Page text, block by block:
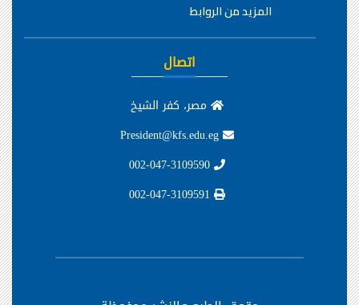
المزيد من الروابط
اتصال
مصر، كفر الشيخ